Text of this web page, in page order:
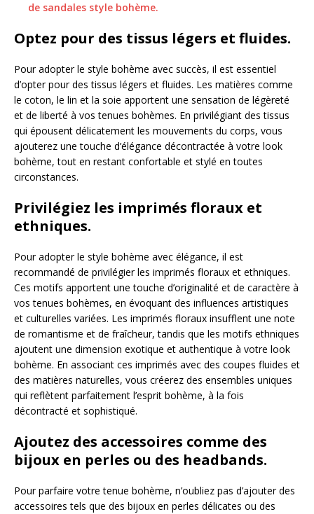
de sandales style bohème.
Optez pour des tissus légers et fluides.
Pour adopter le style bohème avec succès, il est essentiel
d’opter pour des tissus légers et fluides. Les matières comme
le coton, le lin et la soie apportent une sensation de légèreté
et de liberté à vos tenues bohèmes. En privilégiant des tissus
qui épousent délicatement les mouvements du corps, vous
ajouterez une touche d’élégance décontractée à votre look
bohème, tout en restant confortable et stylé en toutes
circonstances.
Privilégiez les imprimés floraux et
ethniques.
Pour adopter le style bohème avec élégance, il est
recommandé de privilégier les imprimés floraux et ethniques.
Ces motifs apportent une touche d’originalité et de caractère à
vos tenues bohèmes, en évoquant des influences artistiques
et culturelles variées. Les imprimés floraux insufflent une note
de romantisme et de fraîcheur, tandis que les motifs ethniques
ajoutent une dimension exotique et authentique à votre look
bohème. En associant ces imprimés avec des coupes fluides et
des matières naturelles, vous créerez des ensembles uniques
qui reflètent parfaitement l’esprit bohème, à la fois
décontracté et sophistiqué.
Ajoutez des accessoires comme des
bijoux en perles ou des headbands.
Pour parfaire votre tenue bohème, n’oubliez pas d’ajouter des
accessoires tels que des bijoux en perles délicates ou des